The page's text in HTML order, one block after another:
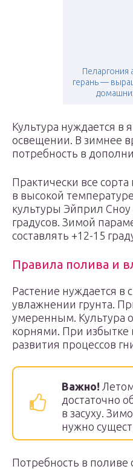
Пеларгония
герань —
Культура нуждается в
освещении. В зимнее
потребность в
Практически все
в высокой
культуры Эйприл Сноу
градусов. Зимой
составлять +12-15
Правила полива и
Растение нуждается в
увлажнении грунта.
умеренным. Культура
корнями. При избытке
развития процессов
Важно!
достаточно
в засуху.
нужно
Потребность в поливе